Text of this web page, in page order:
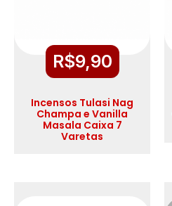
R$9,90
Incensos Tulasi Nag
Champa e Vanilla
Masala Caixa 7
Varetas